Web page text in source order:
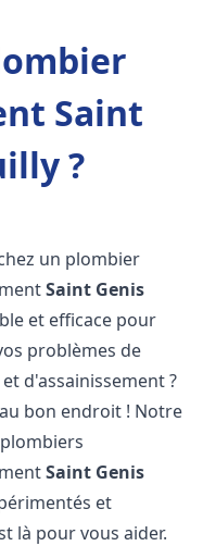
Saint
?
un plombier
Saint Genis
et efficace pour
problèmes de
d'assainissement ?
bon endroit ! Notre
Saint Genis
et
là pour vous aider.